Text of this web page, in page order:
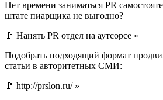
Нет времени заниматься PR
штате пиарщика не выгодно?
🚩 Нанять PR отдел на аутсорсе »
Подобрать подходящий формат
статьи в авторитетных СМИ:
🚩 http://prslon.ru/ »